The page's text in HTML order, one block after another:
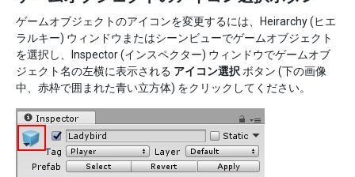
ゲームオブジェクトのアイコンを変更するには、Heirarchy (ヒエ
ラルキー) ウィンドウまたはシーンビューでゲームオブジェクト
を選択し、Inspector (インスペクター) ウィンドウでゲームオブ
ジェクト名の左横に表示される アイコン選択 ボタン (下の画像
中、赤枠で囲まれた青い立方体) をクリックしてください。